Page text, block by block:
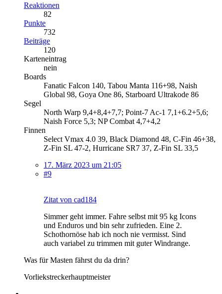
Reaktionen
82
Punkte
732
Beiträge
120
Karteneintrag
nein
Boards
Fanatic Falcon 140, Tabou Manta 116+98, Naish
Global 98, Goya One 86, Starboard Ultrakode 86
Segel
North Warp 9,4+8,4+7,7; Point-7 Ac-1 7,1+6.2+5,6;
Naish Force 5,3; NP Combat 4,7+4,2
Finnen
Select Vmax 4.0 39, Black Diamond 48, C-Fin 46+38,
Z-Fin SL 47-2, Hurricane SR7 37, Z-Fin SL 33,5
17. März 2023 um 21:05
#9
Zitat von cad184
Simmer geht immer. Fahre selbst mit 95 kg Icons
und Enduros und bin sehr zufrieden. Eine 2.
Schothornöse hab ich noch nie vermisst. Sind
auch variabel zu trimmen mit guter Windrange.
Was für Masten fährst du da drin?
Vorliekstreckerhauptmeister